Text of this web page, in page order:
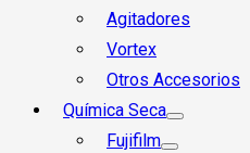
Agitadores
Vortex
Otros Accesorios
Química Seca
Fujifilm